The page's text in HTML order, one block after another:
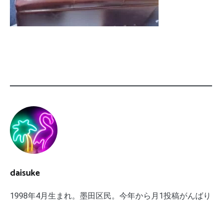
daisuke
1998年4月生まれ。墨田区民。今年から月1投稿がんばり